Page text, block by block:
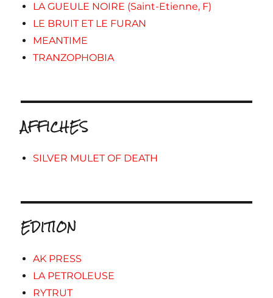
LA GUEULE NOIRE (Saint-Etienne, F)
LE BRUIT ET LE FURAN
MEANTIME
TRANZOPHOBIA
AFFICHES
SILVER MULET OF DEATH
EDITION
AK PRESS
LA PETROLEUSE
RYTRUT